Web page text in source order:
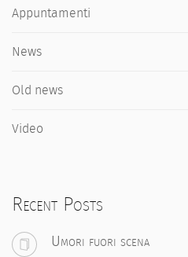
Appuntamenti
News
Old news
Video
Recent Posts
Umori fuori scena